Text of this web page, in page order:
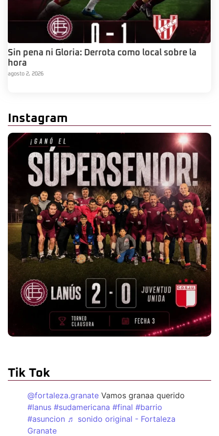
Sin pena ni Gloria: Derrota como local sobre la
hora
agosto 2, 2026
Instagram
Tik Tok
@fortaleza.granate Vamos granaa querido
#lanus #sudamericana #final #barrio
#asuncion ♬ sonido original - Fortaleza
Granate